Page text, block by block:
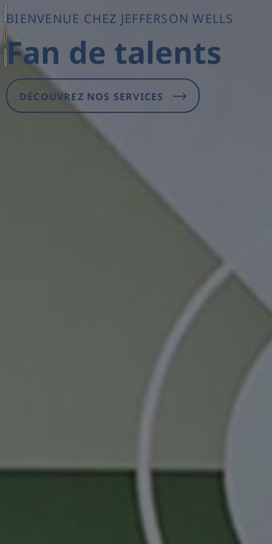
BIENVENUE CHEZ JEFFERSON WELLS
Fan de talents
DÉCOUVREZ NOS SERVICES